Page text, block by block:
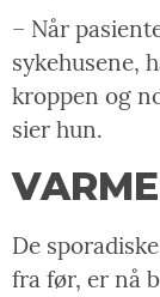
– Når
sykehusene,
kroppen og
sier hun.
De
fra før, er nå